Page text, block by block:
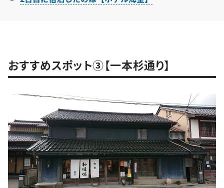
おすすめスポット③【一本杉通り】